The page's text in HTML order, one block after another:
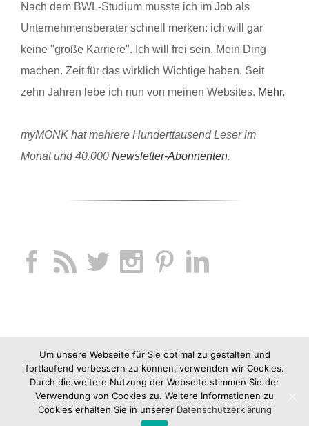
Nach dem BWL-Studium musste ich im Job als
Unternehmensberater schnell merken: ich will gar
keine "große Karriere". Ich will frei sein. Mein Ding
machen. Zeit für das wirklich Wichtige haben. Seit
zehn Jahren lebe ich nun von meinen Websites. Mehr.
myMONK hat mehrere Hunderttausend Leser im
Monat und 40.000 Newsletter-Abonnenten.
Um unsere Webseite für Sie optimal zu gestalten und
fortlaufend verbessern zu können, verwenden wir Cookies.
Durch die weitere Nutzung der Webseite stimmen Sie der
Verwendung von Cookies zu. Weitere Informationen zu
Cookies erhalten Sie in unserer Datenschutzerklärung